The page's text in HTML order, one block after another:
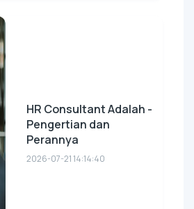
HR Consultant Adalah -
Pengertian dan
Perannya
2026-07-21 14:14:40